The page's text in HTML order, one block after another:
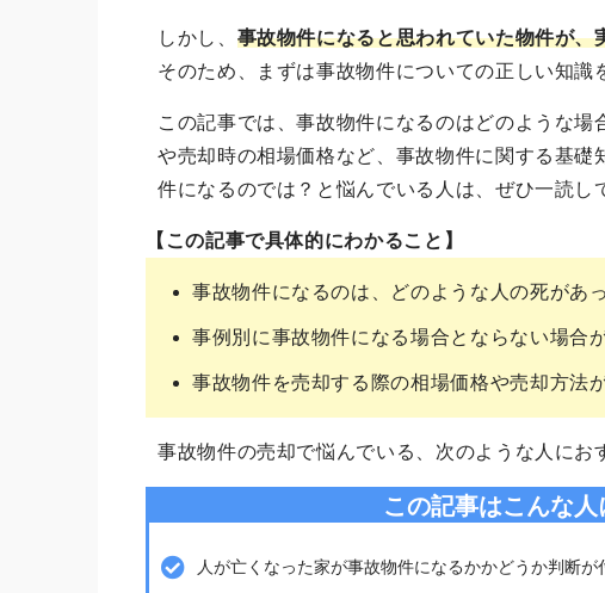
しかし、 事故物件になると思われていた物件が
そのため、まずは事故物件についての正しい知識
この記事では、事故物件になるのはどのような
や売却時の相場価格など、事故物件に関する基
件になるのでは？と悩んでいる人は、ぜひ一読し
【この記事で具体的にわかること】
事故物件になるのは、どのような人の死があ
事例別に事故物件になる場合とならない場合
事故物件を売却する際の相場価格や売却方法
事故物件の売却で悩んでいる、次のような人にお
この記事はこんな人
人が亡くなった家が事故物件になるかかどうか判断が